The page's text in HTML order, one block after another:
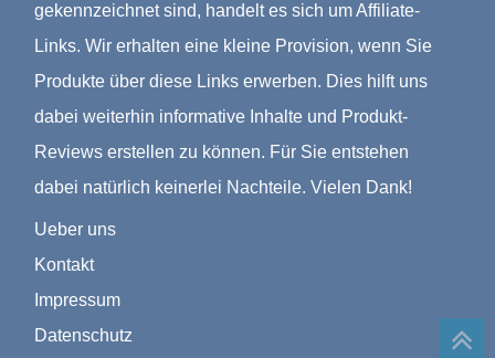
gekennzeichnet sind, handelt es sich um Affiliate-
Links. Wir erhalten eine kleine Provision, wenn Sie
Produkte über diese Links erwerben. Dies hilft uns
dabei weiterhin informative Inhalte und Produkt-
Reviews erstellen zu können. Für Sie entstehen
dabei natürlich keinerlei Nachteile. Vielen Dank!
Ueber uns
Kontakt
Impressum
Datenschutz